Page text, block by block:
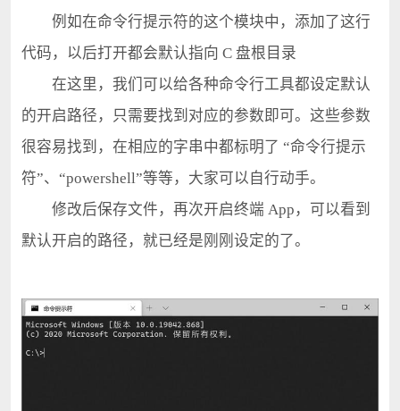
例如在命令行提示符的这个模块中，添加了这行
代码，以后打开都会默认指向 C 盘根目录
在这里，我们可以给各种命令行工具都设定默认
的开启路径，只需要找到对应的参数即可。这些参数
很容易找到，在相应的字串中都标明了 “命令行提示
符”、“powershell”等等，大家可以自行动手。
修改后保存文件，再次开启终端 App，可以看到
默认开启的路径，就已经是刚刚设定的了。